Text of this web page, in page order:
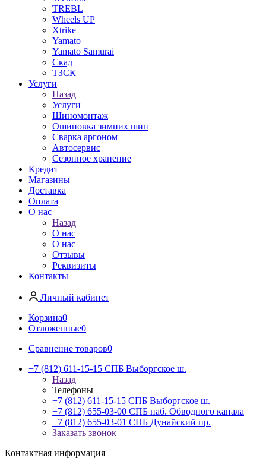
TREBL
Wheels UP
Xtrike
Yamato
Yamato Samurai
Скад
ТЗСК
Услуги
Назад
Услуги
Шиномонтаж
Ошиповка зимних шин
Сварка аргоном
Автосервис
Сезонное хранение
Кредит
Магазины
Доставка
Оплата
О нас
Назад
О нас
О нас
Отзывы
Реквизиты
Контакты
Личный кабинет
Корзина0
Отложенные0
Сравнение товаров0
+7 (812) 611-15-15 СПБ Выборгское ш.
Назад
Телефоны
+7 (812) 611-15-15 СПБ Выборгское ш.
+7 (812) 655-03-00 СПБ наб. Обводного канала
+7 (812) 655-03-01 СПБ Дунайский пр.
Заказать звонок
Контактная информация